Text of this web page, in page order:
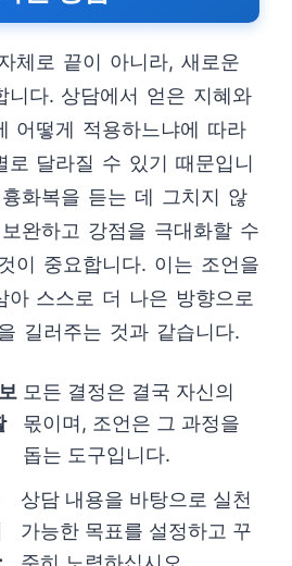
체로 끝이 아니라, 새로운
니다. 상담에서 얻은 지혜와
어떻게 적용하느냐에 따라
로 달라질 수 있기 때문입니
화복을 듣는 데 그치지 않
완하고 강점을 극대화할 수
이 중요합니다. 이는 조언을
아 스스로 더 나은 방향으로
길러주는 것과 같습니다.
모든 결정은 결국 자신의
몫이며, 조언은 그 과정을
돕는 도구입니다.
상담 내용을 바탕으로 실천
가능한 목표를 설정하고 꾸